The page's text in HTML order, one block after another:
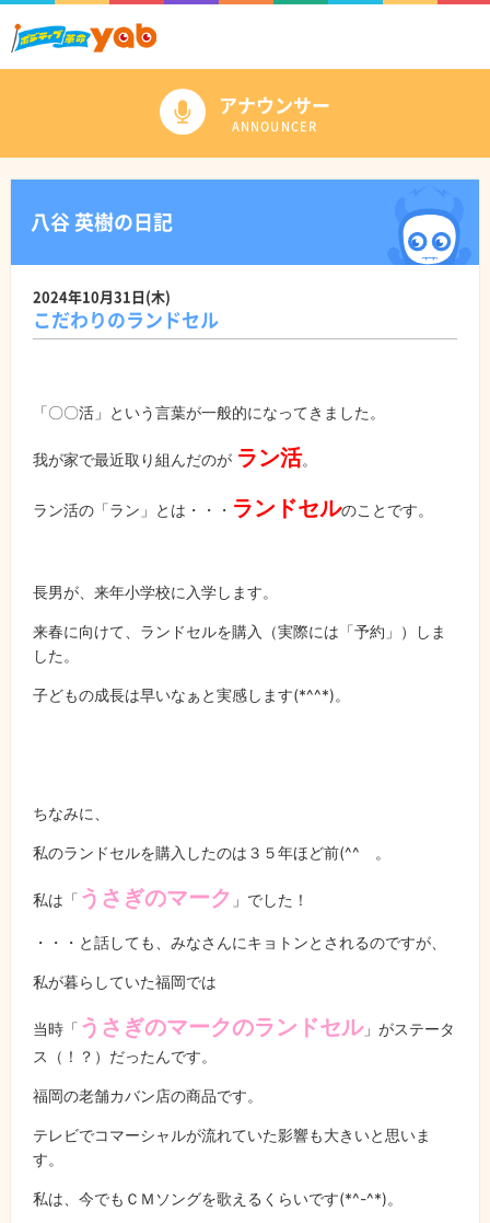
アナウンサー
ANNOUNCER
八谷 英樹の日記
2024年10月31日(木)
こだわりのランドセル
「〇〇活」という言葉が一般的になってきました。
我が家で最近取り組んだのが ラン活。
ラン活の「ラン」とは・・・ ランドセルのことです。
長男が、来年小学校に入学します。
来春に向けて、ランドセルを購入（実際には「予約」）しま
した。
子どもの成長は早いなぁと実感します(*^^*)。
ちなみに、
私のランドセルを購入したのは３５年ほど前(^^ ゞ。
私は「 うさぎのマーク 」でした！
・・・と話しても、みなさんにキョトンとされるのですが、
私が暮らしていた福岡では
当時「 うさぎのマークのランドセル」がステータ
ス（！？）だったんです。
福岡の老舗カバン店の商品です。
テレビでコマーシャルが流れていた影響も大きいと思いま
す。
私は、今でもＣＭソングを歌えるくらいです(*^-^*)。